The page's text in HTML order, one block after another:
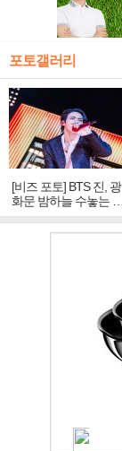
포토갤러리
[비즈 포토] BTS 진, 광
화문 밤하늘 수놓는 '비
주얼 킹'의 열창